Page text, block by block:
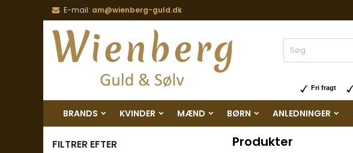
E-mail: am@wienberg-guld.dk
Fri fragt
BRANDS KVINDER MÆND BØRN ANLEDNINGER
FILTRER EFTER Produkter